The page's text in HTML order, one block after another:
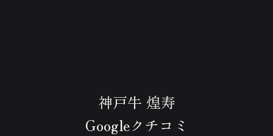
神戸牛 煌寿
Googleクチコミ